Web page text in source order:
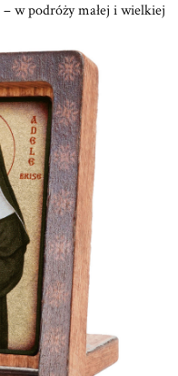
– w podróży małej i wielkiej